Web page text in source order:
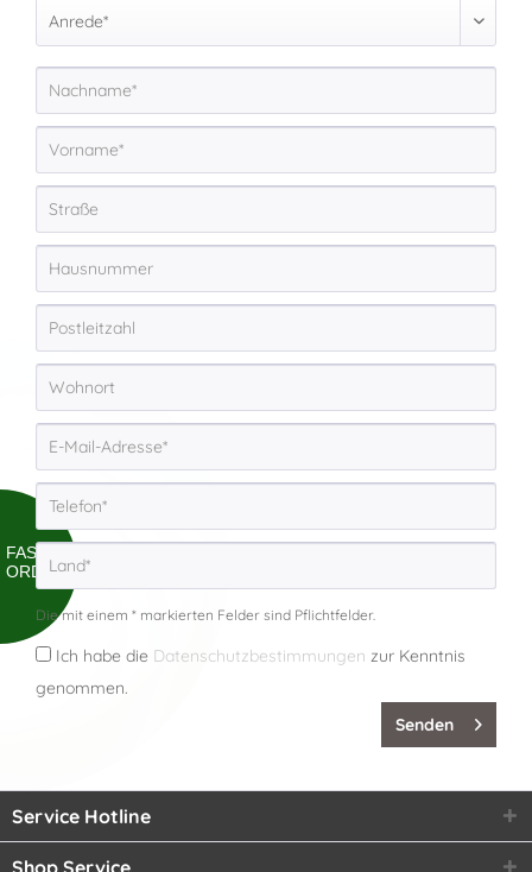
FAST
ORDER
Die mit einem * markierten Felder sind Pflichtfelder.
Ich habe die Datenschutzbestimmungen zur Kenntnis
genommen.
Senden
Service Hotline
Shop Service